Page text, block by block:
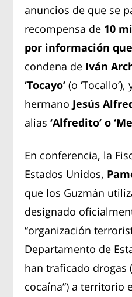
anuncios de que se
recompensa de 10
por información
condena de Iván
‘Tocayo’ (o
hermano Jesús
alias‘Alfredito’ o
En conferencia, la
Estados Unidos,
que los Guzmán
designado
“organización
Departamento de
han traficado drogas
cocaína”) a territorio